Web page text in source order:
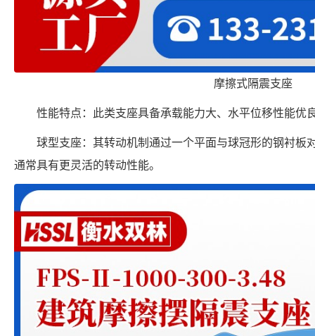
摩擦式隔震支座
性能特点：此类支座具备承载能力大、水平位移性能优
球型支座：其转动机制通过一个平面与球冠形的钢衬板
通常具有更灵活的转动性能。